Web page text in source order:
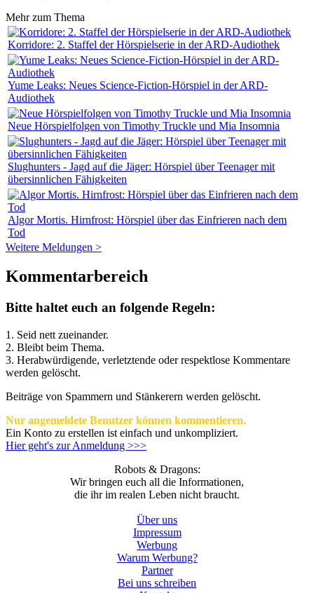
Mehr zum Thema
Korridore: 2. Staffel der Hörspielserie in der ARD-Audiothek
Yume Leaks: Neues Science-Fiction-Hörspiel in der ARD-
Audiothek
Neue Hörspielfolgen von Timothy Truckle und Mia Insomnia
Slughunters - Jagd auf die Jäger: Hörspiel über Teenager mit
übersinnlichen Fähigkeiten
Algor Mortis. Hirnfrost: Hörspiel über das Einfrieren nach dem
Tod
Weitere Meldungen >
Kommentarbereich
Bitte haltet euch an folgende Regeln:
1. Seid nett zueinander.
2. Bleibt beim Thema.
3. Herabwürdigende, verletztende oder respektlose Kommentare
werden gelöscht.
Beiträge von Spammern und Stänkerern werden gelöscht.
Nur angemeldete Benutzer können kommentieren.
Ein Konto zu erstellen ist einfach und unkompliziert.
Hier geht's zur Anmeldung >>>
Robots & Dragons:
Wir bringen euch all die Informationen,
die ihr im realen Leben nicht braucht.
Über uns
Impressum
Werbung
Warum Werbung?
Partner
Bei uns schreiben